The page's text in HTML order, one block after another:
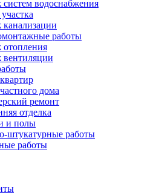
водоснабжения
работы
дома
ремонт
отделка
и полы
штукатурные работы
работы